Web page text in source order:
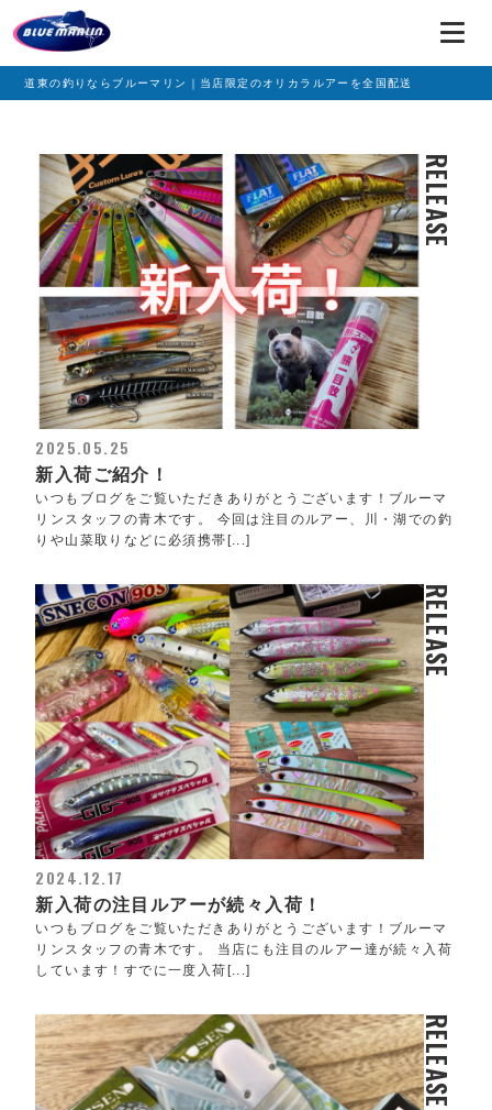
道東の釣りならブルーマリン｜当店限定のオリカラルアーを全国配送
RELEASE
2025.05.25
新入荷ご紹介！
いつもブログをご覧いただきありがとうございます！ブルーマ
リンスタッフの青木です。 今回は注目のルアー、川・湖での釣
りや山菜取りなどに必須携帯[...]
RELEASE
2024.12.17
新入荷の注目ルアーが続々入荷！
いつもブログをご覧いただきありがとうございます！ブルーマ
リンスタッフの青木です。 当店にも注目のルアー達が続々入荷
しています！すでに一度入荷[...]
RELEASE